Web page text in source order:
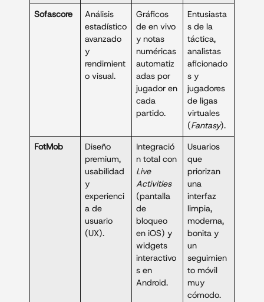
Sofascore
Análisis
estadístico
avanzado
y
rendimient
o visual.
Gráficos
de en vivo
y notas
numéricas
automatiz
adas por
jugador en
cada
partido.
Entusiasta
s de la
táctica,
analistas
aficionado
s y
jugadores
de ligas
virtuales
(Fantasy).
FotMob
Diseño
premium,
usabilidad
y
experienci
a de
usuario
(UX).
Integració
n total con
Live
Activities
(pantalla
de
bloqueo
en iOS) y
widgets
interactivo
s en
Android.
Usuarios
que
priorizan
una
interfaz
limpia,
moderna,
bonita y
un
seguimien
to móvil
muy
cómodo.